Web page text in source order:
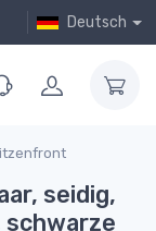
Deutsch
seidig,
schwarze